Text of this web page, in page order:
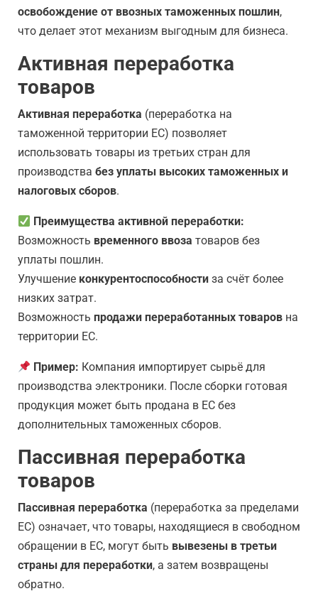
освобождение от ввозных таможенных пошлин,
что делает этот механизм выгодным для бизнеса.
Активная переработка
товаров
Активная переработка (переработка на
таможенной территории ЕС) позволяет
использовать товары из третьих стран для
производства без уплаты высоких таможенных и
налоговых сборов.
Преимущества активной переработки:
Возможность временного ввоза товаров без
уплаты пошлин.
Улучшение конкурентоспособности за счёт более
низких затрат.
Возможность продажи переработанных товаров на
территории ЕС.
Пример: Компания импортирует сырьё для
производства электроники. После сборки готовая
продукция может быть продана в ЕС без
дополнительных таможенных сборов.
Пассивная переработка
товаров
Пассивная переработка (переработка за пределами
ЕС) означает, что товары, находящиеся в свободном
обращении в ЕС, могут быть вывезены в третьи
страны для переработки, а затем возвращены
обратно.